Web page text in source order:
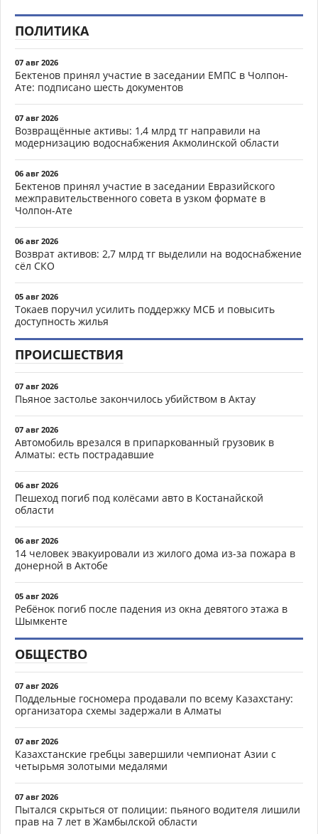
ПОЛИТИКА
07 авг 2026
Бектенов принял участие в заседании ЕМПС в Чолпон-
Ате: подписано шесть документов
07 авг 2026
Возвращённые активы: 1,4 млрд тг направили на
модернизацию водоснабжения Акмолинской области
06 авг 2026
Бектенов принял участие в заседании Евразийского
межправительственного совета в узком формате в
Чолпон-Ате
06 авг 2026
Возврат активов: 2,7 млрд тг выделили на водоснабжение
сёл СКО
05 авг 2026
Токаев поручил усилить поддержку МСБ и повысить
доступность жилья
ПРОИСШЕСТВИЯ
07 авг 2026
Пьяное застолье закончилось убийством в Актау
07 авг 2026
Автомобиль врезался в припаркованный грузовик в
Алматы: есть пострадавшие
06 авг 2026
Пешеход погиб под колёсами авто в Костанайской
области
06 авг 2026
14 человек эвакуировали из жилого дома из-за пожара в
донерной в Актобе
05 авг 2026
Ребёнок погиб после падения из окна девятого этажа в
Шымкенте
ОБЩЕСТВО
07 авг 2026
Поддельные госномера продавали по всему Казахстану:
организатора схемы задержали в Алматы
07 авг 2026
Казахстанские гребцы завершили чемпионат Азии с
четырьмя золотыми медалями
07 авг 2026
Пытался скрыться от полиции: пьяного водителя лишили
прав на 7 лет в Жамбылской области